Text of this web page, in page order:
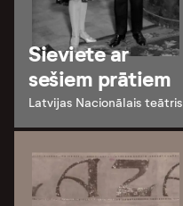
Sieviete ar
sešiem prātiem
Latvijas Nacionālais teātris